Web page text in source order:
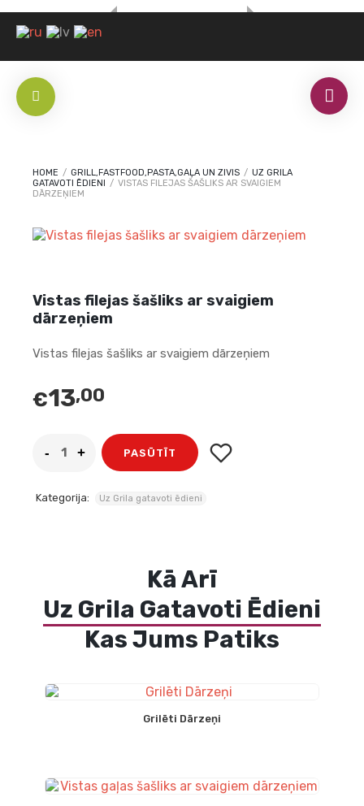
HOME / GRILL,FASTFOOD,PASTA,GAĻA UN ZIVIS / UZ GRILA
GATAVOTI ĒDIENI / VISTAS FILEJAS ŠAŠLIKS AR SVAIGIEM
DĀRZEŅIEM
Vistas filejas šašliks ar svaigiem
dārzeņiem
Vistas filejas šašliks ar svaigiem dārzeņiem
€13,00
PASŪTĪT
Kategorija: Uz Grila gatavoti ēdieni
Kā Arī
Uz Grila Gatavoti Ēdieni
Kas Jums Patiks
Grilēti Dārzeņi